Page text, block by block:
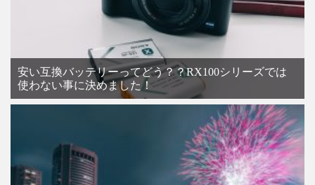
安い互換バッテリーってどう？？RX100シリーズでは
使わない事に決めました！